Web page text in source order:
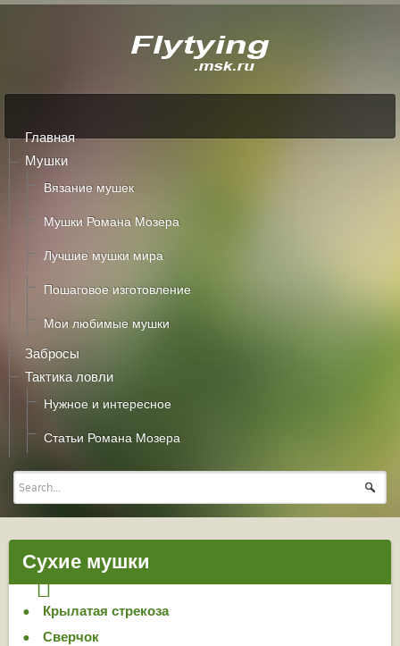
Главная
Мушки
Вязание мушек
Мушки Романа Мозера
Лучшие мушки мира
Пошаговое изготовление
Мои любимые мушки
Забросы
Тактика ловли
Нужное и интересное
Статьи Романа Мозера
Сухие мушки
Крылатая стрекоза
Сверчок